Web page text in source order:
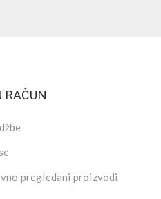
RAČUN
pregledani proizvodi